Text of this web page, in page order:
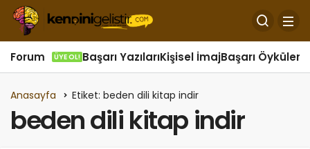
Forum ÜYE OL! Başarı YazılarıKişisel İmajBaşarı Öyküleri
Anasayfa Etiket: beden dili kitap indir
beden dili kitap indir